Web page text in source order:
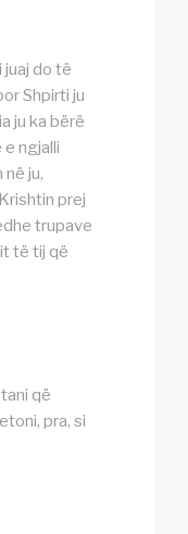
do të
Shpirti ju
ju ka bërë
ngjalli
ju,
prej
trupave
të tij që
që
pra, si